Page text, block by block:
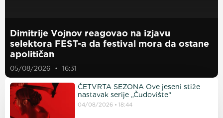
Dimitrije Vojnov reagovao na izjavu
selektora FEST-a da festival mora da ostane
apolitičan
05/08/2026 16:31
ČETVRTA SEZONA Ove jeseni stiže
nastavak serije „Čudovište“
04/08/2026 18:44